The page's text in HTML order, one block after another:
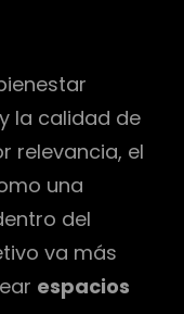
la calidad de
relevancia, el
una
del
va más
espacios